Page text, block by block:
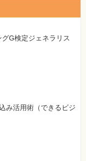
G検定ジェネラリス
み活用術（できるビジ